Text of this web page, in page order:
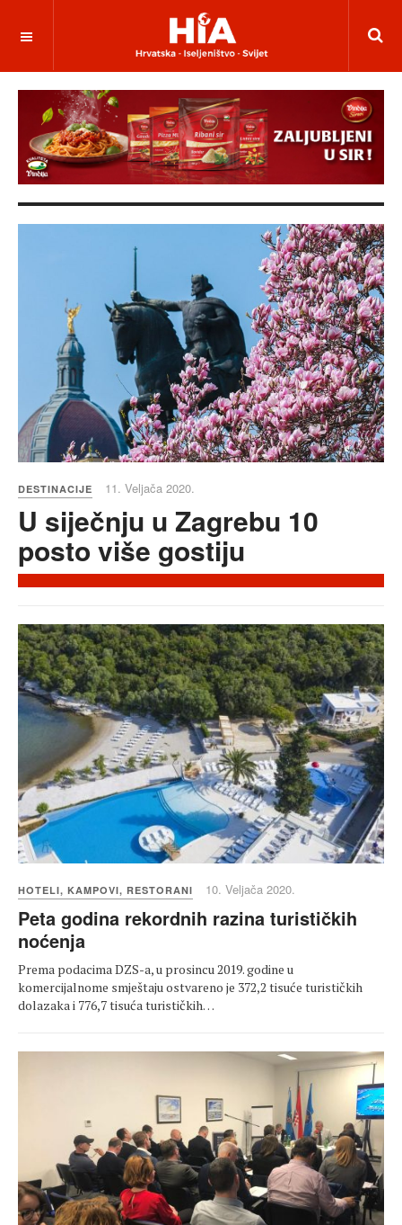
DESTINACIJE 11. Veljača 2020.
U siječnju u Zagrebu 10
posto više gostiju
HOTELI, KAMPOVI, RESTORANI 10. Veljača 2020.
Peta godina rekordnih razina turističkih
noćenja
Prema podacima DZS-a, u prosincu 2019. godine u
komercijalnome smještaju ostvareno je 372,2 tisuće turističkih
dolazaka i 776,7 tisuća turističkih…